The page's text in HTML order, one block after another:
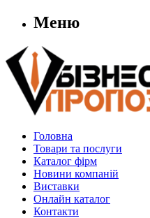
Меню
Головна
Товари та послуги
Каталог фірм
Новини компаній
Виставки
Онлайн каталог
Контакти